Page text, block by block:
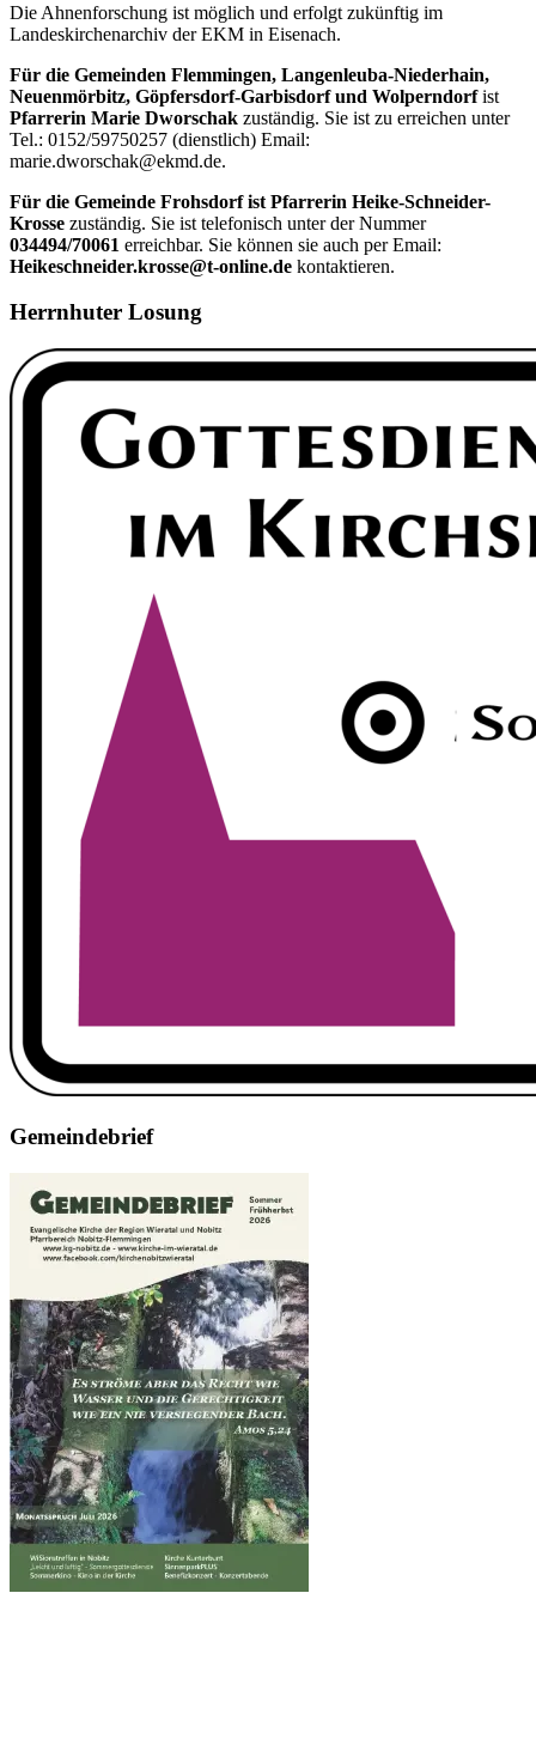
Die Ahnenforschung ist möglich und erfolgt zukünftig im
Landeskirchenarchiv der EKM in Eisenach.
Für die Gemeinden Flemmingen, Langenleuba-Niederhain,
Neuenmörbitz, Göpfersdorf-Garbisdorf und Wolperndorfist
Pfarrerin Marie Dworschak zuständig. Sie ist zu erreichen unter
Tel.: 0152/59750257 (dienstlich) Email:
marie.dworschak@ekmd.de.
Für die Gemeinde Frohsdorf ist Pfarrerin Heike-Schneider-
Krosse zuständig. Sie ist telefonisch unter der Nummer
034494/70061 erreichbar. Sie können sie auch per Email:
Heikeschneider.krosse@t-online.de kontaktieren.
Herrnhuter Losung
Gemeindebrief